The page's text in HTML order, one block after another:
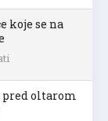
koje se na
pred oltarom